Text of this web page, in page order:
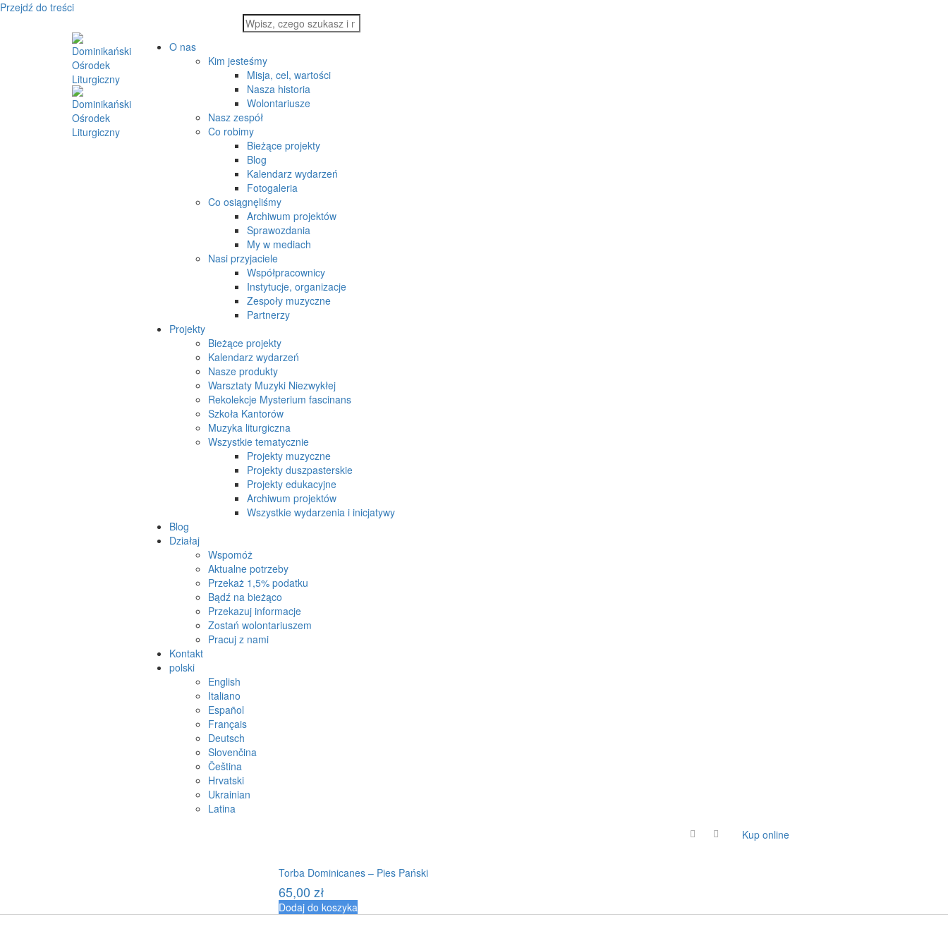
Przejdź do treści
O nas
Kim jesteśmy
Misja, cel, wartości
Nasza historia
Wolontariusze
Nasz zespół
Co robimy
Bieżące projekty
Blog
Kalendarz wydarzeń
Fotogaleria
Co osiągnęliśmy
Archiwum projektów
Sprawozdania
My w mediach
Nasi przyjaciele
Współpracownicy
Instytucje, organizacje
Zespoły muzyczne
Partnerzy
Projekty
Bieżące projekty
Kalendarz wydarzeń
Nasze produkty
Warsztaty Muzyki Niezwykłej
Rekolekcje Mysterium fascinans
Szkoła Kantorów
Muzyka liturgiczna
Wszystkie tematycznie
Projekty muzyczne
Projekty duszpasterskie
Projekty edukacyjne
Archiwum projektów
Wszystkie wydarzenia i inicjatywy
Blog
Działaj
Wspomóż
Aktualne potrzeby
Przekaż 1,5% podatku
Bądź na bieżąco
Przekazuj informacje
Zostań wolontariuszem
Pracuj z nami
Kontakt
polski
English
Italiano
Español
Français
Deutsch
Slovenčina
Čeština
Hrvatski
Ukrainian
Latina
Kup online
Torba Dominicanes – Pies Pański
65,00 zł
Dodaj do koszyka